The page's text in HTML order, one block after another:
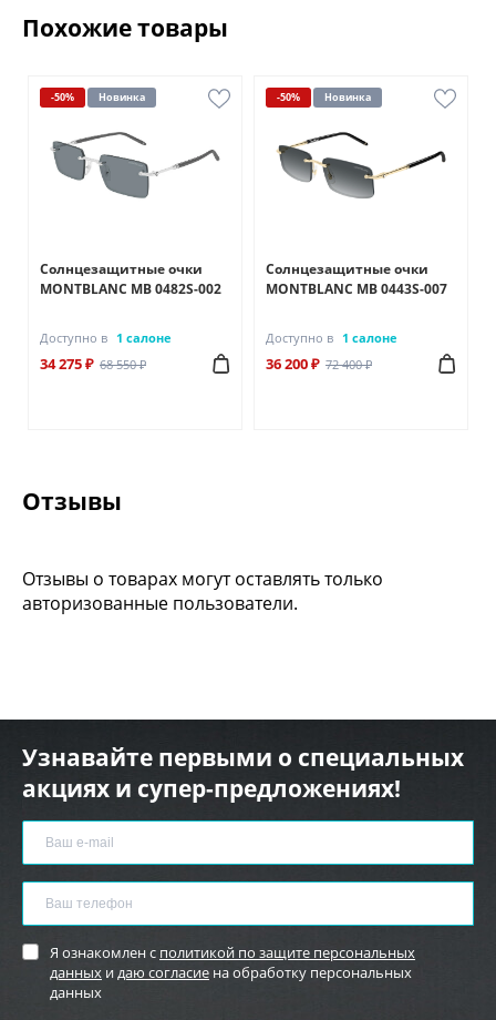
Похожие товары
-50% Новинка
Солнцезащитные очки
MONTBLANC MB 0482S-002
Доступно в 1 салоне
34 275 ₽ 68 550 ₽
-50% Новинка
Солнцезащитные очки
MONTBLANC MB 0443S-007
Доступно в 1 салоне
36 200 ₽ 72 400 ₽
Отзывы
Отзывы о товарах могут оставлять только
авторизованные пользователи.
Узнавайте первыми о специальных
акциях и супер-предложениях!
Я ознакомлен с политикой по защите персональных
данных и даю согласие на обработку персональных
данных